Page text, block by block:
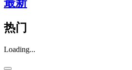
最新
热门
Loading...